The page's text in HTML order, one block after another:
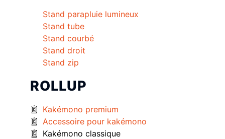
Stand parapluie lumineux
Stand tube
Stand courbé
Stand droit
Stand zip
ROLLUP
Kakémono premium
Accessoire pour kakémono
Kakémono classique